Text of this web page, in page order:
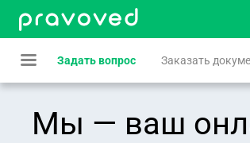
Задать вопрос Заказать
Мы — ваш